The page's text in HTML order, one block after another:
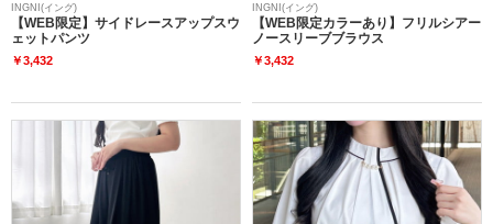
INGNI(イング)
【WEB限定】サイドレースアップスウ
ェットパンツ
￥3,432
INGNI(イング)
【WEB限定カラーあり】フリルシアー
ノースリーブブラウス
￥3,432